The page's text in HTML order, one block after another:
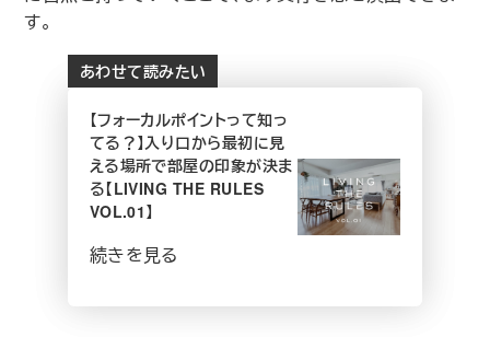
す。
あわせて読みたい
【フォーカルポイントって知っ
てる？】入り口から最初に見
える場所で部屋の印象が決ま
る【LIVING THE RULES
VOL.01】
続きを見る